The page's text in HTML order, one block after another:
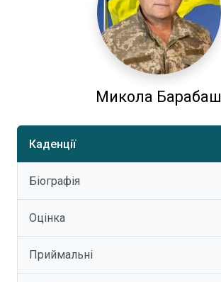
Микола Барабаш
Каденції
Біографія
Оцінка
Приймальні